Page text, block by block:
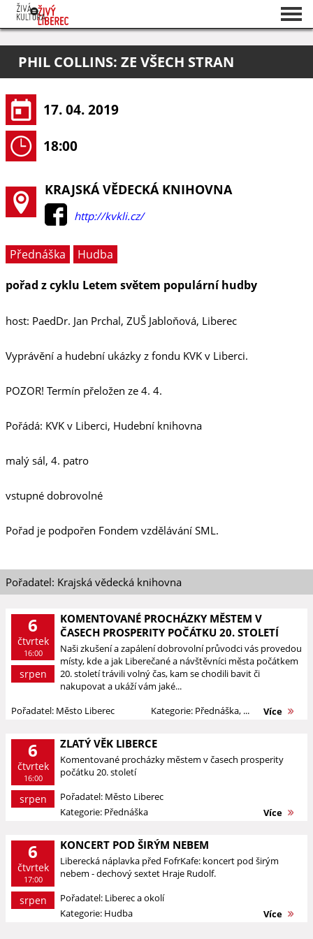
O projektu
Pořadatelé
PHIL COLLINS: ZE VŠECH STRAN
17. 04. 2019
18:00
KRAJSKÁ VĚDECKÁ KNIHOVNA
http://kvkli.cz/
Přednáška
Hudba
pořad z cyklu Letem světem populární hudby
host: PaedDr. Jan Prchal, ZUŠ Jabloňová, Liberec
Vyprávění a hudební ukázky z fondu KVK v Liberci.
POZOR! Termín přeložen ze 4. 4.
Pořádá: KVK v Liberci, Hudební knihovna
malý sál, 4. patro
vstupné dobrovolné
Pořad je podpořen Fondem vzdělávání SML.
Pořadatel: Krajská vědecká knihovna
6
čtvrtek
16:00
srpen
KOMENTOVANÉ PROCHÁZKY MĚSTEM V
ČASECH PROSPERITY POČÁTKU 20. STOLETÍ
Naši zkušení a zapálení dobrovolní průvodci vás provedou
místy, kde a jak Liberečané a návštěvníci města počátkem
20. století trávili volný čas, kam se chodili bavit či
nakupovat a ukáží vám jaké...
Pořadatel: Město Liberec
Kategorie: Přednáška, ... Více
6
čtvrtek
16:00
srpen
ZLATÝ VĚK LIBERCE
Komentované procházky městem v časech prosperity
počátku 20. století
Pořadatel: Město Liberec
Kategorie: Přednáška
Více
6
čtvrtek
17:00
srpen
KONCERT POD ŠIRÝM NEBEM
Liberecká náplavka před FofrKafe: koncert pod širým
nebem - dechový sextet Hraje Rudolf.
Pořadatel: Liberec a okolí
Kategorie: Hudba
Více